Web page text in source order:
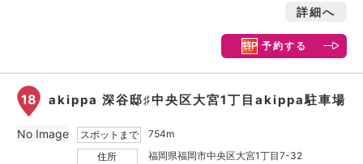
詳細へ
予約する
18 akippa 深谷邸♯中央区大宮1丁目akippa駐車場
スポットまで
754m
住所
福岡県福岡市中央区大宮1丁目7-32
No Image